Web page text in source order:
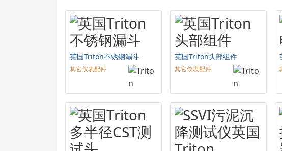
英国Triton不锈钢漏斗
其它仪表配件
英国Triton头部组件
其它仪表配件